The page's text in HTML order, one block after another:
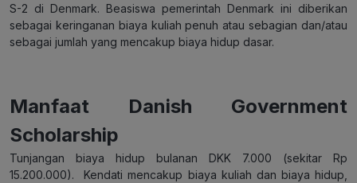
S-2 di Denmark. Beasiswa pemerintah Denmark ini diberikan
sebagai keringanan biaya kuliah penuh atau sebagian dan/atau
sebagai jumlah yang mencakup biaya hidup dasar.
Manfaat Danish Government
Scholarship
Tunjangan biaya hidup bulanan DKK 7.000 (sekitar Rp
15.200.000). Kendati mencakup biaya kuliah dan biaya hidup,